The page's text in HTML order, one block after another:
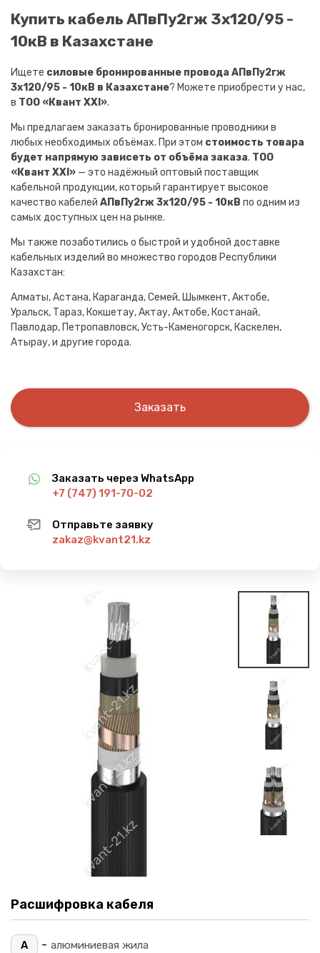
Купить кабель АПвПу2гж 3х120/95 -
10кВ в Казахстане
Ищете силовые бронированные провода АПвПу2гж
3х120/95 - 10кВ в Казахстане? Можете приобрести у нас,
в ТОО «Квант XXI».
Мы предлагаем заказать бронированные проводники в
любых необходимых объёмах. При этом стоимость товара
будет напрямую зависеть от объёма заказа. ТОО
«Квант XXI» — это надёжный оптовый поставщик
кабельной продукции, который гарантирует высокое
качество кабелей АПвПу2гж 3х120/95 - 10кВ по одним из
самых доступных цен на рынке.
Мы также позаботились о быстрой и удобной доставке
кабельных изделий во множество городов Республики
Казахстан:
Алматы, Астана, Караганда, Семей, Шымкент, Актобе,
Уральск, Тараз, Кокшетау, Актау, Актобе, Костанай,
Павлодар, Петропавловск, Усть-Каменогорск, Каскелен,
Атырау, и другие города.
Заказать
Заказать через WhatsApp
+7 (747) 191-70-02
Отправьте заявку
zakaz@kvant21.kz
Расшифровка кабеля
А - алюминиевая жила